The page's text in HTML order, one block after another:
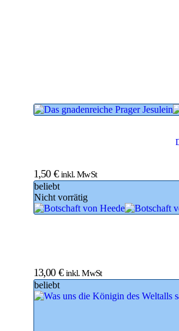
1,50 € inkl. MwSt
beliebt
Nicht vorrätig
13,00 € inkl. MwSt
beliebt